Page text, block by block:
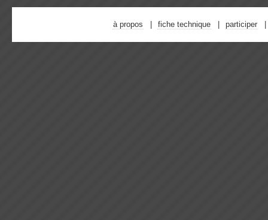
à propos fiche technique participer